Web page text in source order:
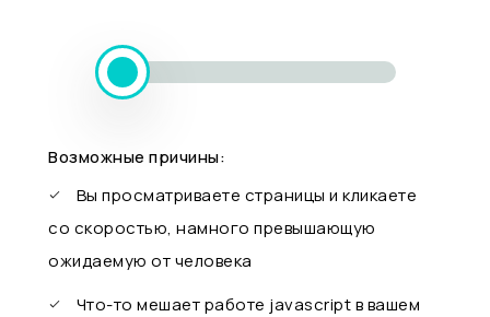
Возможные причины:
Вы просматриваете страницы и кликаете
со скоростью, намного превышающую
ожидаемую от человека
Что-то мешает работе javascript в вашем